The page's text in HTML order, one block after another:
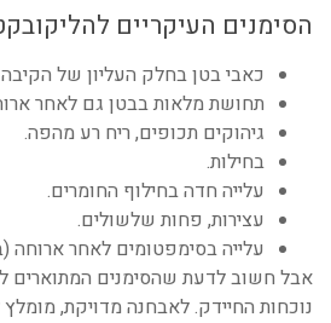
הסימנים העיקריים
כאבי בטן בחלק העליון של
תחושת מלאות בבטן גם לאחר
גיהוקים תכופים, ריח רע מהפה.
בחילות.
עלייה חדה בחילוף החומרים.
עצירות, פחות שלשולים.
עלייה בסימפטומים לאחר ארוחה
אבל חשוב לדעת שהסימנים המתוארים
נוכחות החיידק. לאבחנה מדויקת,